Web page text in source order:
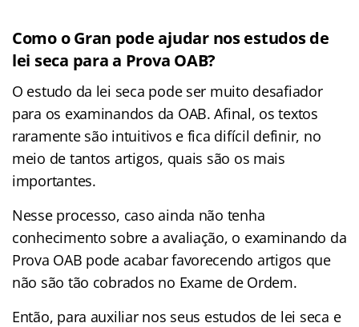
Como o Gran pode ajudar nos estudos de
lei seca para a Prova OAB?
O estudo da lei seca pode ser muito desafiador
para os examinandos da OAB. Afinal, os textos
raramente são intuitivos e fica difícil definir, no
meio de tantos artigos, quais são os mais
importantes.
Nesse processo, caso ainda não tenha
conhecimento sobre a avaliação, o examinando da
Prova OAB pode acabar favorecendo artigos que
não são tão cobrados no Exame de Ordem.
Então, para auxiliar nos seus estudos de lei seca e